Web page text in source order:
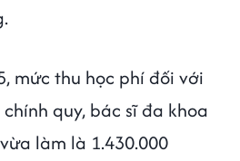
mức thu học phí đối với
quy, bác sĩ đa khoa
làm là 1.430.000